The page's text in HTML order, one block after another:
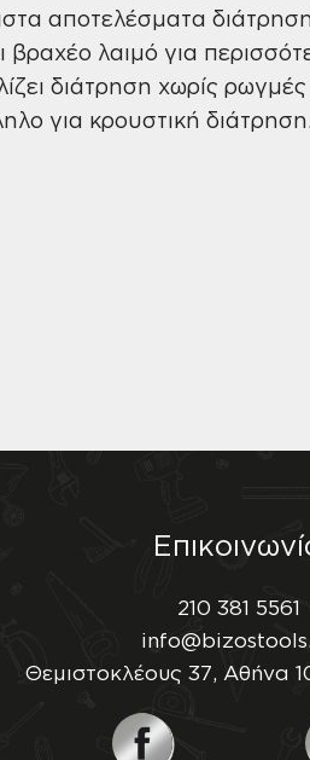
αποτελέσματα
βραχέο λαιμό για
διάτρηση χωρίς ρωγμές
για κρουστική διάτρηση.
210 381 5561
Θεμιστοκλέους 37, Αθήνα